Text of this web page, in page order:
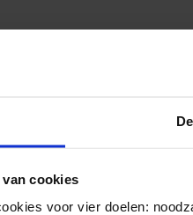
cookies
voor vier doelen: